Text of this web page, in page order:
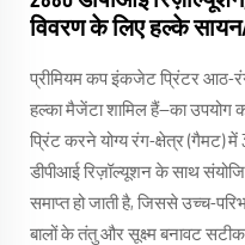
विवरण के लिए हल्के
प्रीमियम कप इंकजेट प्रिंटर आठ-
हल्का मैजेंटा शामिल हैं—का उपयोग
प्रिंट करने योग्य रंग-क्षेत्र (गैमट) में
डीपीआई रिज़ॉल्यूशन के साथ
समाप्त हो जाती है, जिससे उच्च-
बालों के तंतु और सूक्ष्म बनावट सटीक